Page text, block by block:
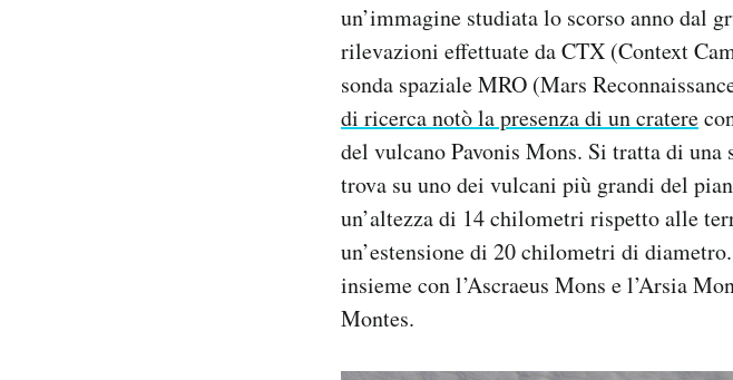
un’immagine studiata lo scorso anno dal
rilevazioni effettuate da CTX (Context
sonda spaziale MRO (Mars
di ricerca notò la presenza di un cratere
del vulcano Pavonis Mons. Si tratta di
trova su uno dei vulcani più grandi del
un’altezza di 14 chilometri rispetto alle
un’estensione di 20 chilometri di
insieme con l’Ascraeus Mons e l’Arsia
Montes.